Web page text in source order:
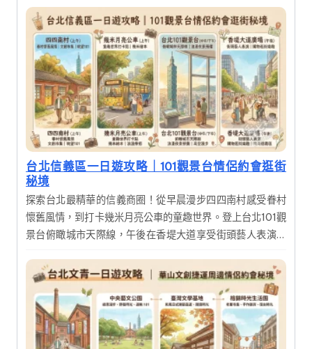
行，適合喜愛深度漫遊的您。
台北信義區一日遊攻略｜101觀景台情侶約會逛街
秘境
探索台北最精華的信義商圈！從早晨漫步四四南村感受眷村
懷舊風情，到打卡幾米月亮公車的童趣世界。登上台北101觀
景台俯瞰城市天際線，午後在香堤大道享受街頭藝人表演與
完美一日遊，帶您深度體驗台北的多元魅力。